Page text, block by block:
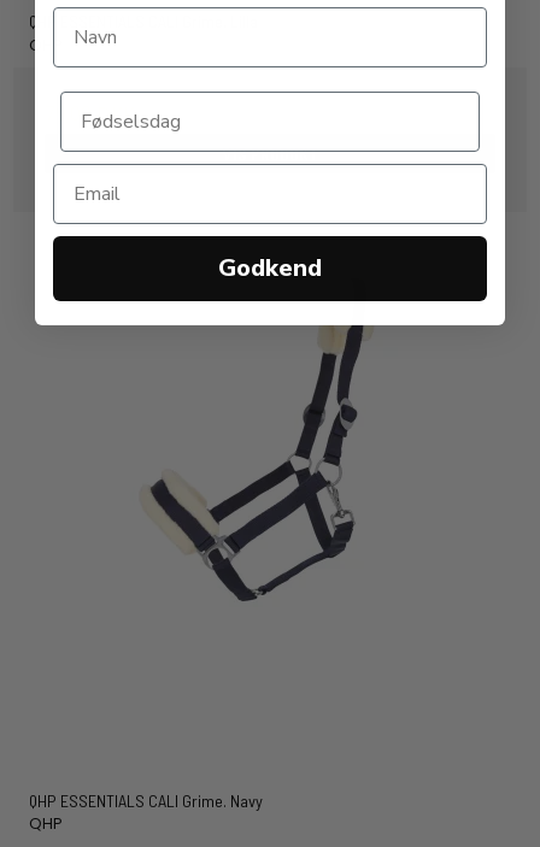
QHP ESSENTIALS CALI Grime. Lilla
QHP
79,00 DKK
VIS PRODUKT
QHP ESSENTIALS CALI Grime. Navy
QHP
Godkend